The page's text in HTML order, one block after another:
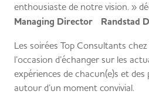
enthousiaste de notre vision. »
Managing Director Randstad
Les soirées Top Consultants
l’occasion d’échanger sur les
expériences de chacun(e)s et
autour d’un moment convivial.